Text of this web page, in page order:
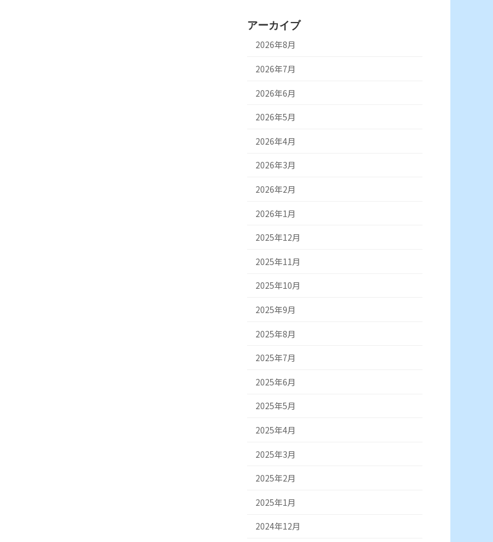
アーカイブ
2026年8月
2026年7月
2026年6月
2026年5月
2026年4月
2026年3月
2026年2月
2026年1月
2025年12月
2025年11月
2025年10月
2025年9月
2025年8月
2025年7月
2025年6月
2025年5月
2025年4月
2025年3月
2025年2月
2025年1月
2024年12月